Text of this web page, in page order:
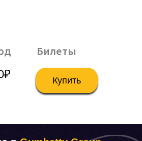
Билеты
Купить